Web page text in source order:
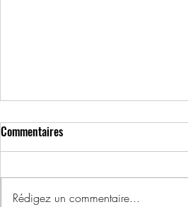
Commentaires
Rédigez un commentaire...